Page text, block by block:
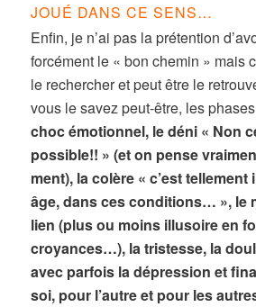
JOUÉ DANS CE SENS…
Enfin, je n’ai pas la prétention
forcément le « bon chemin » mais
le rechercher et peut être le
vous le savez peut-être, les
choc émotionnel, le déni « Non
possible!! » (et on pense
ment), la colère « c’est tellement
âge, dans ces conditions… », le
lien (plus ou moins illusoire en
croyances…), la tristesse, la
avec parfois la dépression et
soi, pour l’autre et pour les